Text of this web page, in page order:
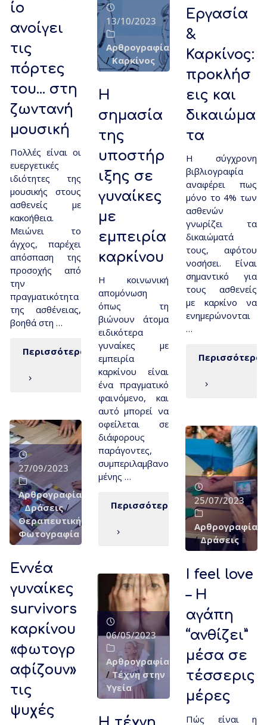
ίο
ανοίγει
τις
πόρτες
του… στη
ζωντανή
μουσική
Πολλές είναι οι
ευεργετικές
ιδιότητες της
μουσικής στους
ασθενείς με
κακοήθεια.
Μειώνει το
άγχος, παρέχει
απόσπαση της
προσοχής από
την
πραγματικότητα
της ασθένειας,
βοηθά στη …
Περισσότερα
Εργασία
&
Καρκίνος:
προκλήσ
εις και
δικαιώμα
τα
Η σύγχρονη
βιβλιογραφία
αναφέρει πως
μόνο το 4% των
ασθενών
γνωρίζει τα
δικαιώματά
τους, αφότου
νοσήσει. Είναι
σημαντικό για
τους ασθενείς
με καρκίνο να
ενημερώνονται
…
Περισσότερα
13/10/2023
Αρθρογραφία
/ Καρκίνος
Η
σημασία
της
υποστήρ
ιξης σε
γυναίκες
με
εμπειρία
καρκίνου
Η κοινωνική
απομόνωση
όπως τη
βιώνουν άτομα
ειδικότερα
γυναίκες με
εμπειρία
καρκίνου είναι
ένα πραγματικό
φαινόμενο, και
αυτό μπορεί να
οφείλεται σε
διάφορους
παράγοντες,
συμπεριλαμβανο
μένης …
Περισσότερα
27/09/2023
Αρθρογραφία
/ Δράσεις /
Θεραπευτική
Φωτογραφία
Εννέα
γυναίκες
survivors
καρκίνου
«φωτογρ
αφίζουν»
τις
ψυχές
25/07/2023
Αρθρογραφία
/ Δράσεις
I feel love
– Η
αγάπη
“ανθίζει”
μέσα σε
τέσσερις
μέρες
Πώς είναι η
06/05/2023
Αρθρογραφία
/ Τέχνη στην
Υγεία